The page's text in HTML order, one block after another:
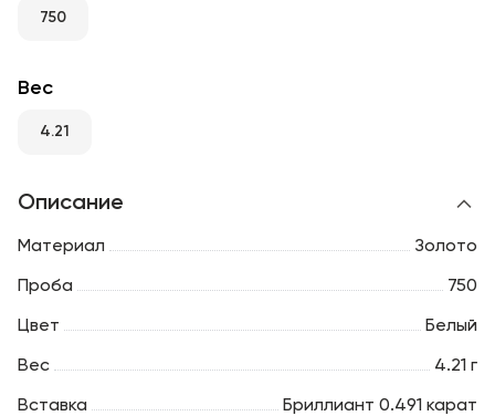
RU
750
Вес
4.21
Описание
Материал Золото
Проба 750
Цвет Белый
Вес 4.21 г
Вставка Бриллиант 0.491 карат